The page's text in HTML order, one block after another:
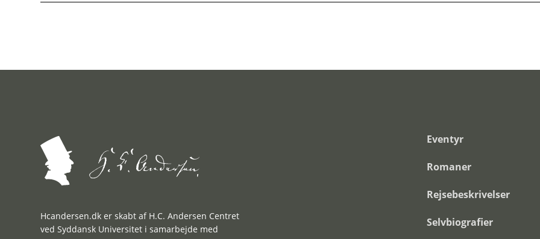
Hcandersen.dk er skabt af H.C. Andersen Centret
ved Syddansk Universitet i samarbejde med
Eventyr
Romaner
Rejsebeskrivelser
Selvbiografier